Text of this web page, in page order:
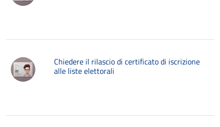
Chiedere il rilascio di certificato di iscrizione
alle liste elettorali